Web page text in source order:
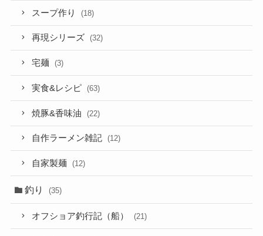
スープ作り (18)
再現シリーズ (32)
宅麺 (3)
実食&レシピ (63)
焼豚&香味油 (22)
自作ラーメン雑記 (12)
自家製麺 (12)
釣り (35)
オフショア釣行記（船） (21)